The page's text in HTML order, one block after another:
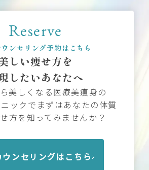
Reserve
ンセリング予約はこちら
しい痩せ方を
したいあなたへ
美しくなる医療美痩身の
ックでまずはあなたの体質
方を知ってみませんか？
ウンセリングはこちら